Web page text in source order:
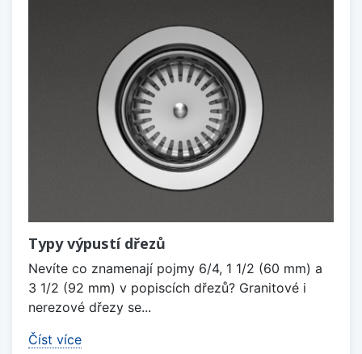
Typy výpustí dřezů
Nevíte co znamenají pojmy 6/4, 1 1/2 (60 mm) a
3 1/2 (92 mm) v popiscích dřezů? Granitové i
nerezové dřezy se...
Číst více